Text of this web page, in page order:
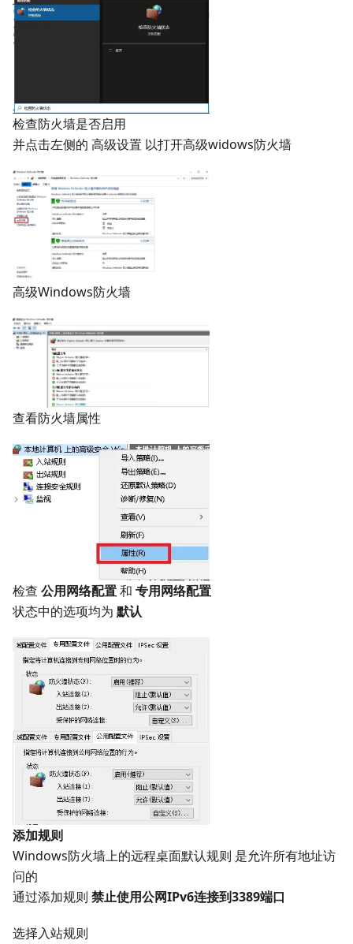
检查防火墙是否启用
并点击左侧的 高级设置 以打开高级widows防火墙
高级Windows防火墙
查看防火墙属性
检查 公用网络配置和 专用网络配置
状态中的选项均为 默认
添加规则
Windows防火墙上的远程桌面默认规则 是允许所有地址访
问的
通过添加规则 禁止使用公网IPv6连接到3389端口
选择入站规则